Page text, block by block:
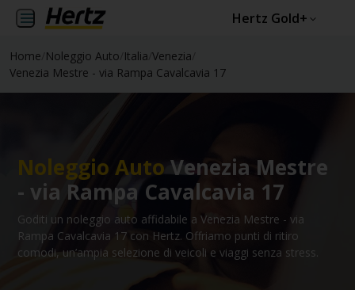
Hertz Gold+
Home Noleggio Auto Italia Venezia
Venezia Mestre - via Rampa Cavalcavia 17
Noleggio Auto Venezia Mestre
- via Rampa Cavalcavia 17
Goditi un noleggio auto affidabile a Venezia Mestre - via
Rampa Cavalcavia 17 con Hertz. Offriamo punti di ritiro
comodi, un’ampia selezione di veicoli e viaggi senza stress.